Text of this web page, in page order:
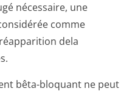
nécessaire, une
comme
dela
bêta-bloquant ne peut